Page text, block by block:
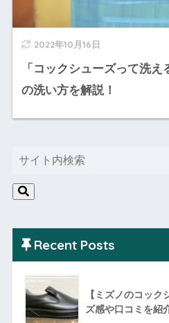
2022年10月16日
「コックシューズって洗
の洗い方を解説！
Recent Posts
【ミズノのコック
ズ感や口コミを紹